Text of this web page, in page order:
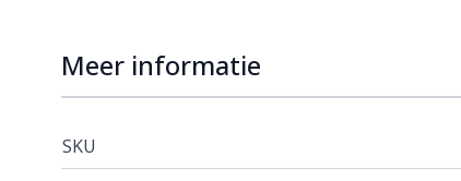
Meer informatie
SKU